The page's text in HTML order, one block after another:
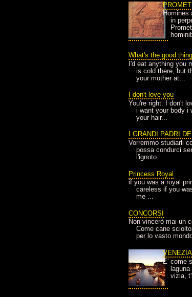
Homines
in
What's the good
I'd eat anything you
is cold there, but
your mother at...
I don't love you
You're right. I don't
i want your body i
your hair...
I GRANDI PADRI
Vorremmo studiarli
possa condurci
l'ignoto
Princess Royal
if you was a royal
careless if you
me ...
CONCORSI
Non vincerò mai un
Come cane
per lo vasto
VENEZIA
E' come
vizia,